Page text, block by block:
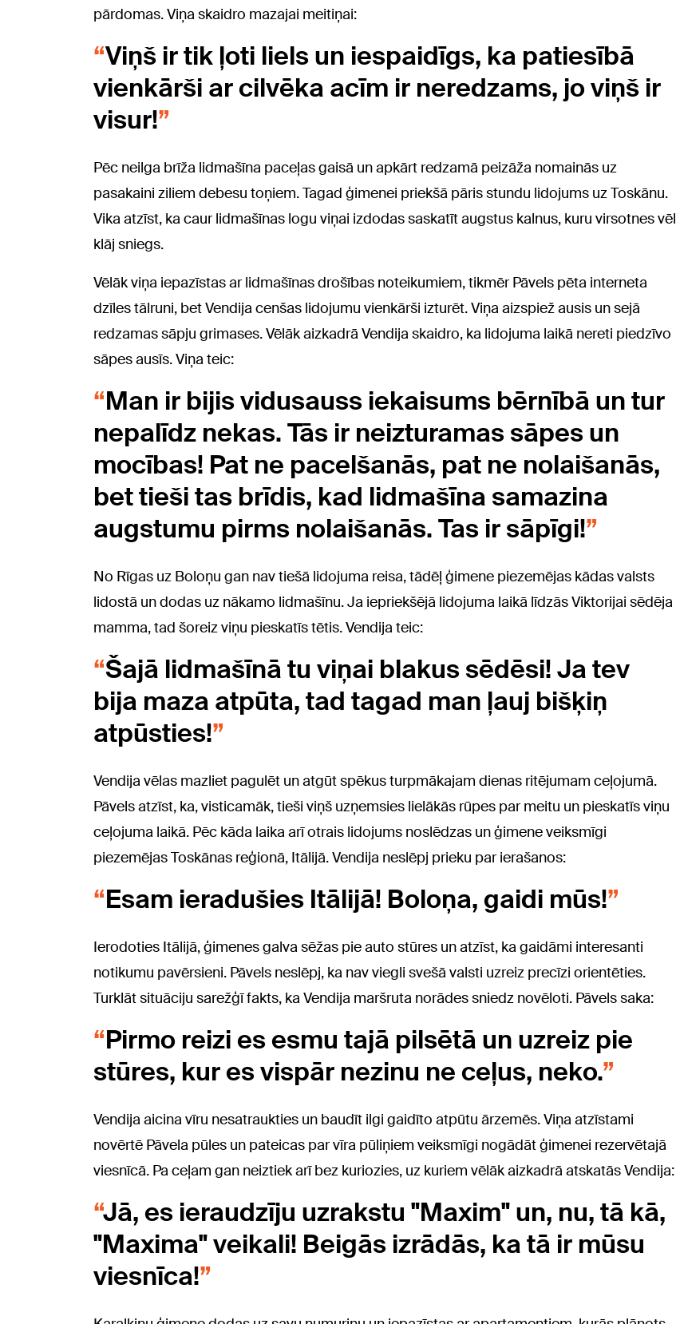
pārdomas. Viņa skaidro mazajai meitiņai:
Viņš ir tik ļoti liels un iespaidīgs, ka patiesībā
vienkārši ar cilvēka acīm ir neredzams, jo viņš ir
visur!
Pēc neilga brīža lidmašīna paceļas gaisā un apkārt redzamā peizāža nomainās uz
pasakaini ziliem debesu toņiem. Tagad ģimenei priekšā pāris stundu lidojums uz Toskānu.
Vika atzīst, ka caur lidmašīnas logu viņai izdodas saskatīt augstus kalnus, kuru virsotnes vēl
klāj sniegs.
Vēlāk viņa iepazīstas ar lidmašīnas drošības noteikumiem, tikmēr Pāvels pēta interneta
dzīles tālruni, bet Vendija cenšas lidojumu vienkārši izturēt. Viņa aizspiež ausis un sejā
redzamas sāpju grimases. Vēlāk aizkadrā Vendija skaidro, ka lidojuma laikā nereti piedzīvo
sāpes ausīs. Viņa teic:
Man ir bijis vidusauss iekaisums bērnībā un tur
nepalīdz nekas. Tās ir neizturamas sāpes un
mocības! Pat ne pacelšanās, pat ne nolaišanās,
bet tieši tas brīdis, kad lidmašīna samazina
augstumu pirms nolaišanās. Tas ir sāpīgi!
No Rīgas uz Boloņu gan nav tiešā lidojuma reisa, tādēļ ģimene piezemējas kādas valsts
lidostā un dodas uz nākamo lidmašīnu. Ja iepriekšējā lidojuma laikā līdzās Viktorijai sēdēja
mamma, tad šoreiz viņu pieskatīs tētis. Vendija teic:
Šajā lidmašīnā tu viņai blakus sēdēsi! Ja tev
bija maza atpūta, tad tagad man ļauj bišķiņ
atpūsties!
Vendija vēlas mazliet pagulēt un atgūt spēkus turpmākajam dienas ritējumam ceļojumā.
Pāvels atzīst, ka, visticamāk, tieši viņš uzņemsies lielākās rūpes par meitu un pieskatīs viņu
ceļojuma laikā. Pēc kāda laika arī otrais lidojums noslēdzas un ģimene veiksmīgi
piezemējas Toskānas reģionā, Itālijā. Vendija neslēpj prieku par ierašanos:
Esam ieradušies Itālijā! Boloņa, gaidi mūs!
Ierodoties Itālijā, ģimenes galva sēžas pie auto stūres un atzīst, ka gaidāmi interesanti
notikumu pavērsieni. Pāvels neslēpj, ka nav viegli svešā valsti uzreiz precīzi orientēties.
Turklāt situāciju sarežģī fakts, ka Vendija maršruta norādes sniedz novēloti. Pāvels saka:
Pirmo reizi es esmu tajā pilsētā un uzreiz pie
stūres, kur es vispār nezinu ne ceļus, neko.
Vendija aicina vīru nesatraukties un baudīt ilgi gaidīto atpūtu ārzemēs. Viņa atzīstami
novērtē Pāvela pūles un pateicas par vīra pūliņiem veiksmīgi nogādāt ģimenei rezervētajā
viesnīcā. Pa ceļam gan neiztiek arī bez kuriozies, uz kuriem vēlāk aizkadrā atskatās Vendija:
Jā, es ieraudzīju uzrakstu "Maxim" un, nu, tā kā,
"Maxima" veikali! Beigās izrādās, ka tā ir mūsu
viesnīca!